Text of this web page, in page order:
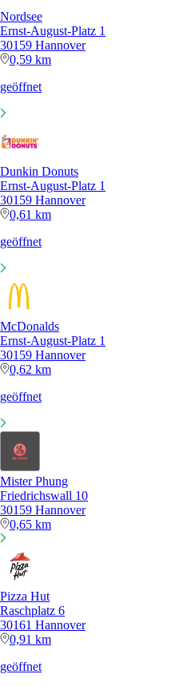
Nordsee
Ernst-August-Platz 1
30159 Hannover
0,59 km
geöffnet
Dunkin Donuts
Ernst-August-Platz 1
30159 Hannover
0,61 km
geöffnet
McDonalds
Ernst-August-Platz 1
30159 Hannover
0,62 km
geöffnet
Mister Phung
Friedrichswall 10
30159 Hannover
0,65 km
Pizza Hut
Raschplatz 6
30161 Hannover
0,91 km
geöffnet